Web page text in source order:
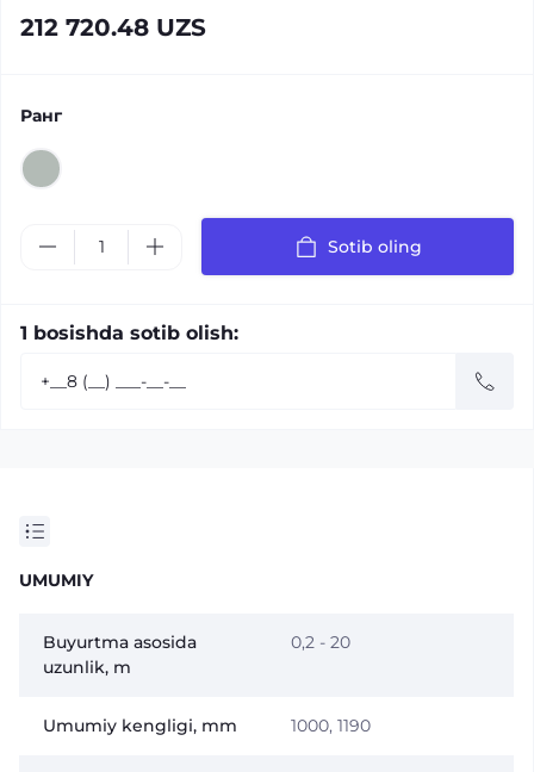
212 720.48 UZS
Ранг
Sotib oling
1 bosishda sotib olish:
UMUMIY
Buyurtma asosida
uzunlik, m
0,2 - 20
Umumiy kengligi, mm 1000, 1190